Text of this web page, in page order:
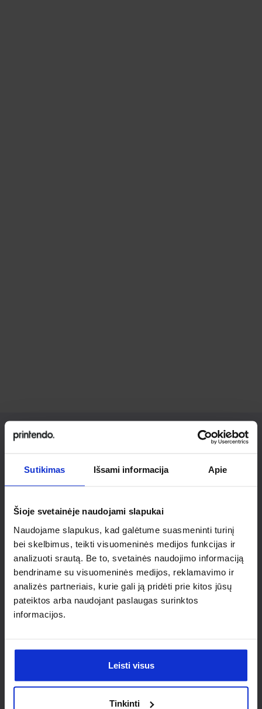
Sutikimas Išsami informacija Apie
Šioje svetainėje naudojami slapukai
Naudojame slapukus, kad galėtume suasmeninti turinį
bei skelbimus, teikti visuomeninės medijos funkcijas ir
analizuoti srautą. Be to, svetainės naudojimo informaciją
bendriname su visuomeninės medijos, reklamavimo ir
analizės partneriais, kurie gali ją pridėti prie kitos jūsų
pateiktos arba naudojant paslaugas surinktos
informacijos.
Leisti visus
Tinkinti
Ieškai
individualaus
sprendimo?
Susisiek su mumis dėl
nestandartinio produkto aptarimo.
Susisiekti